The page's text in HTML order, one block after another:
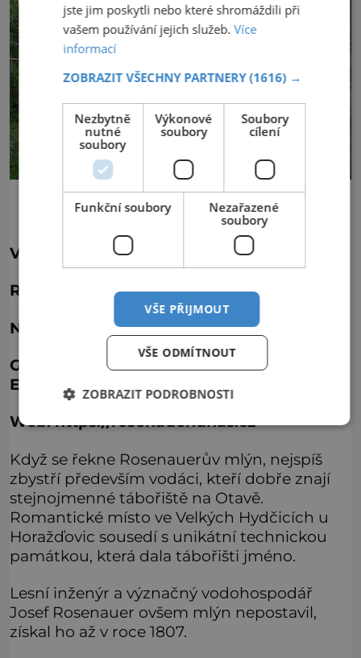
FOTO: Jitka Erbenová – CC BY-SA 3.0
Vodáci, vzhůru do muzea!
Rosenauerův mlýn
Nachází se: v Horažďovicích
GPS souřadnice: 49° 19′ 5.9“ N, 13° 41′ 58.3“
E
Web: https://rosenauer.unas.cz
Když se řekne Rosenauerův mlýn, nejspíš
zbystří především vodáci, kteří dobře znají
stejnojmenné tábořiště na Otavě.
Romantické místo ve Velkých Hydčicích u
Horažďovic sousedí s unikátní technickou
památkou, která dala tábořišti jméno.
Lesní inženýr a význačný vodohospodář
Josef Rosenauer ovšem mlýn nepostavil,
získal ho až v roce 1807.
jste jim poskytli nebo které shromáždili při
vašem používání jejich služeb. Více
informací
ZOBRAZIT VŠECHNY PARTNERY(1616) →
Nezbytně
nutné
soubory
Výkonové
soubory
Soubory
cílení
Funkční soubory
Nezařazené
soubory
VŠE PŘIJMOUT
VŠE ODMÍTNOUT
ZOBRAZIT PODROBNOSTI